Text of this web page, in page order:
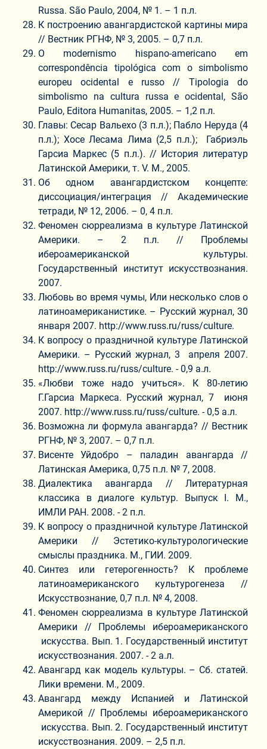
Russa. São Paulo, 2004, № 1. – 1 п.л.
К построению авангардистской картины мира
// Вестник РГНФ, № 3, 2005. – 0,7 п.л.
O modernismo hispano-americano em
correspondência tipológica com o simbolismo
europeu ocidental e russo // Tipologia do
simbolismo na cultura russa e ocidental, São
Paulo, Editora Humanitas, 2005. – 1,2 п.л.
Главы: Сесар Вальехо (3 п.л.); Пабло Неруда (4
п.л.); Хосе Лесама Лима (2,5 п.л.); Габриэль
Гарсиа Маркес (5 п.л.). // История литератур
Латинской Америки, т. V. М., 2005.
Об одном авангардистском концепте:
диссоциация/интеграция // Академические
тетради, № 12, 2006. – 0, 4 п.л.
Феномен сюрреализма в культуре Латинской
Америки. – 2 п.л. // Проблемы
ибероамериканской культуры.
Государственный институт искусствознания.
2007.
Любовь во время чумы, Или несколько слов о
латиноамериканистике. – Русский журнал, 30
января 2007. http://www.russ.ru/russ/culture.
К вопросу о праздничной культуре Латинской
Америки. – Русский журнал, 3 апреля 2007.
http://www.russ.ru/russ/culture. - 0,9 а.л.
«Любви тоже надо учиться». К 80-летию
Г.Гарсиа Маркеса. Русский журнал, 7 июня
2007. http://www.russ.ru/russ/culture. - 0,5 а.л.
Возможна ли формула авангарда? // Вестник
РГНФ, № 3, 2007. – 0,7 п.л.
Висенте Уйдобро – паладин авангарда //
Латинская Америка, 0,75 п.л. № 7, 2008.
Диалектика авангарда // Литературная
классика в диалоге культур. Выпуск I. М.,
ИМЛИ РАН. 2008. - 2 п.л.
К вопросу о праздничной культуре Латинской
Америки // Эстетико-культурологические
смыслы праздника. М., ГИИ. 2009.
Синтез или гетерогенность? К проблеме
латиноамериканского культурогенеза //
Искусствознание, 0,7 п.л. № 4, 2008.
Феномен сюрреализма в культуре Латинской
Америки // Проблемы ибероамериканского
искусства. Вып. 1. Государственный институт
искусствознания. 2007. - 2 а.л.
Авангард как модель культуры. – Сб. статей.
Лики времени. М., 2009.
Авангард между Испанией и Латинской
Америкой // Проблемы ибероамериканского
искусства. Вып. 2. Государственный институт
искусствознания. 2009. – 2,5 п.л.